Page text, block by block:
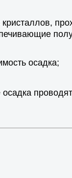
осадка;